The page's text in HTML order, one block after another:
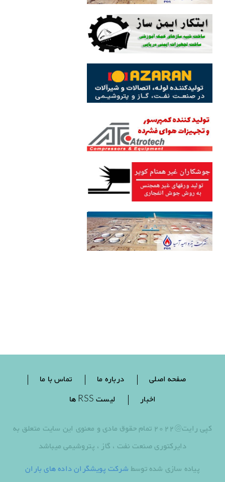
صفحه اصلی درباره ما
تماس با ما
اخبار
لیست RSS ها
کپی رایت@2022 تمام حقوق مادی و معنوی این سایت متعلق به
دایرکتوری صنعت نفت ، گاز ، پتروشیمی میباشد
پیاده سازی شده توسط شرکت پویشگران داده های باران